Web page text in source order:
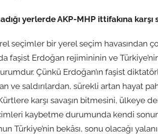
a
r
a
f
ı
n
yerlerde AKP-MHP ittifakına
seçimler bir yerel seçim havasından
faşist Erdoğan rejimininin ve
Çünkü Erdoğan’ın faşist
ve saldırılardan, sürekli artan hayat
karşı savaşın bitmesini, ülkeye
kaybetme durumunda kendi
Türkiye’nin bekâsı, sonu olacağı